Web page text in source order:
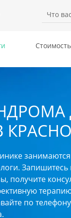
занимаются
Запишитесь
получите
по